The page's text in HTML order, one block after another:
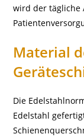
wird der tägliche
Material
Die
Edelstahl